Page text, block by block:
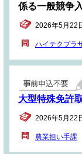
係る一般競争
2026年5月22
ハイテクプラ
大型特殊免許
2026年5月22
農業担い手課